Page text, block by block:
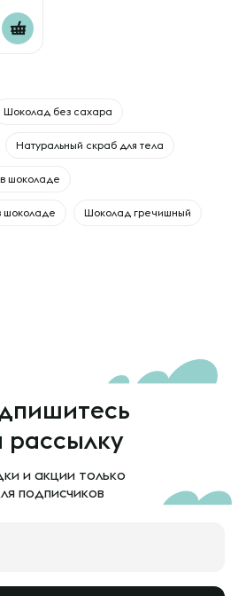
Шоколад без сахара
Натуральный скраб для тела
шоколаде
шоколаде Шоколад гречишный
рассылку
и акции только
подписчиков